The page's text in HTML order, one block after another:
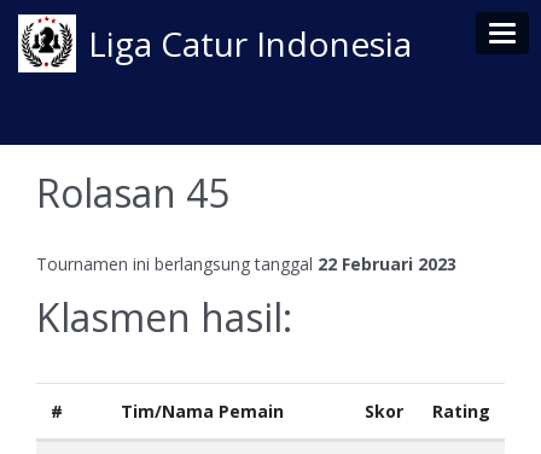
Liga Catur Indonesia
Rolasan 45
Tournamen ini berlangsung tanggal 22 Februari 2023
Klasmen hasil:
# Tim/Nama Pemain Skor Rating